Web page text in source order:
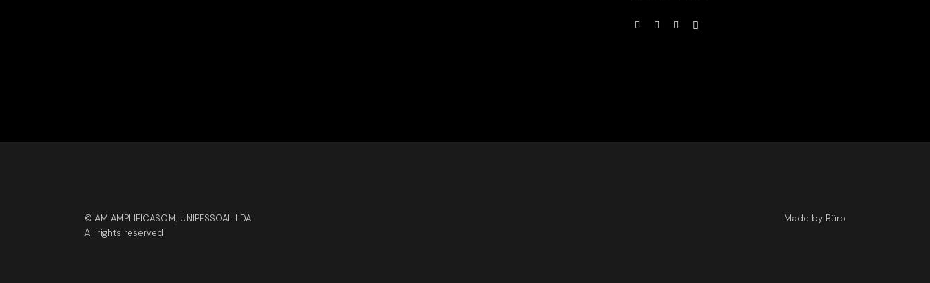
© AM AMPLIFICASOM, UNIPESSOAL LDA
All rights reserved
Made by Büro